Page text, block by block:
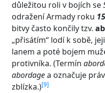
důležitou roli v bojích se
odražení Armady roku
bitvy často končily tzv.
„přisátím“ lodí k sobě,
lanem a poté bojem
protivníka. (Termín
abordagea označuje
zblízka.)[9]